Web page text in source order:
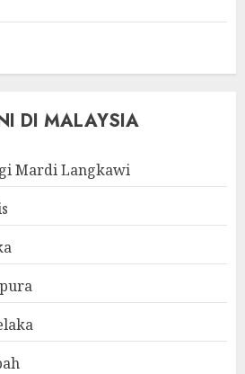
DI MALAYSIA
Mardi Langkawi